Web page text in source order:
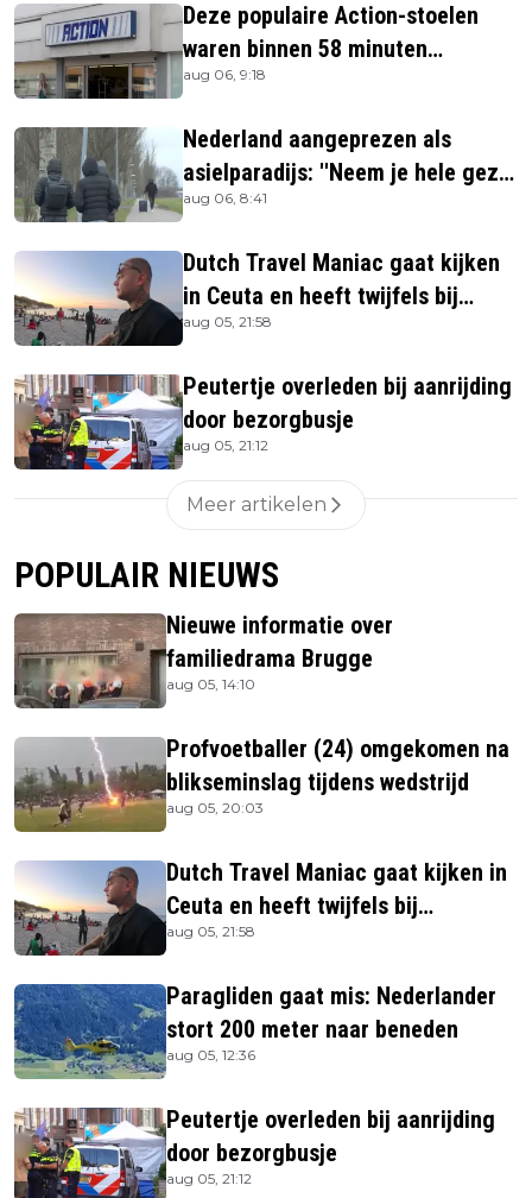
Deze populaire Action-stoelen
waren binnen 58 minuten
uitverkocht zijn vandaag weer te
aug 06, 9:18
Nederland aangeprezen als
asielparadijs: ''Neem je hele gezin
mee''
aug 06, 8:41
Dutch Travel Maniac gaat kijken
in Ceuta en heeft twijfels bij
berichtgeving media
aug 05, 21:58
Peutertje overleden bij aanrijding
door bezorgbusje
aug 05, 21:12
Meer artikelen
POPULAIR NIEUWS
Nieuwe informatie over
familiedrama Brugge
aug 05, 14:10
Profvoetballer (24) omgekomen na
blikseminslag tijdens wedstrijd
aug 05, 20:03
Dutch Travel Maniac gaat kijken in
Ceuta en heeft twijfels bij
berichtgeving media
aug 05, 21:58
Paragliden gaat mis: Nederlander
stort 200 meter naar beneden
aug 05, 12:36
Peutertje overleden bij aanrijding
door bezorgbusje
aug 05, 21:12